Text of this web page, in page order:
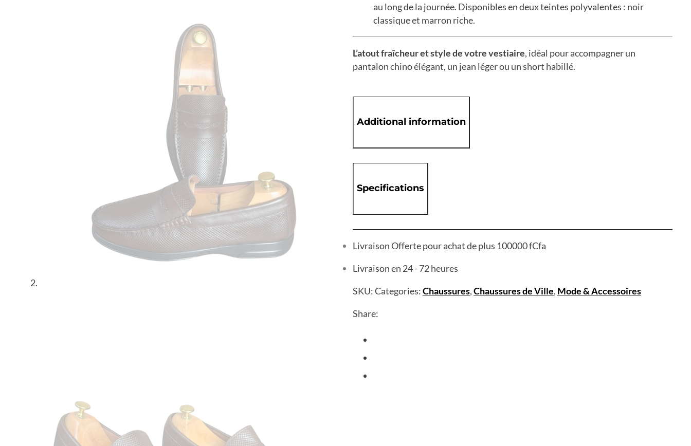
au long de la journée. Disponibles en deux teintes polyvalentes : noir
classique et marron riche.
L’atout fraîcheur et style de votre vestiaire, idéal pour accompagner un
pantalon chino élégant, un jean léger ou un short habillé.
Additional information
Specifications
Livraison Offerte pour achat de plus 100000 fCfa
Livraison en 24 - 72 heures
SKU:Categories:Chaussures,Chaussures de Ville, Mode & Accessoires
Share: